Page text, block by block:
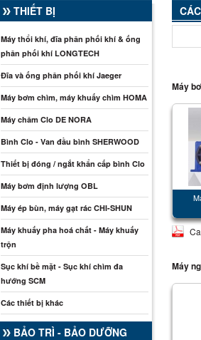
THIẾT BỊ
Máy thổi khí, đĩa phân phối khí & ống
phân phối khí LONGTECH
Đĩa và ống phân phối khí Jaeger
Máy bơm chìm, máy khuấy chìm HOMA
Máy châm Clo DE NORA
Bình Clo - Van đầu bình SHERWOOD
Thiết bị đóng / ngắt khẩn cấp bình Clo
Máy bơm định lượng OBL
Máy ép bùn, máy gạt rác CHI-SHUN
Máy khuấy pha hoá chất - Máy khuấy
trộn
Sục khí bề mặt - Sục khí chìm đa
hướng SCM
Các thiết bị khác
BẢO TRÌ - BẢO DƯỠNG
Máy
Máy